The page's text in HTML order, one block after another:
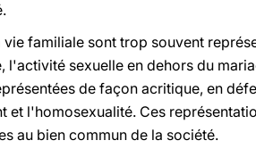
familiale sont trop souvent
l'activité sexuelle en dehors du
de façon acritique, en
l'homosexualité. Ces
au bien commun de la société.